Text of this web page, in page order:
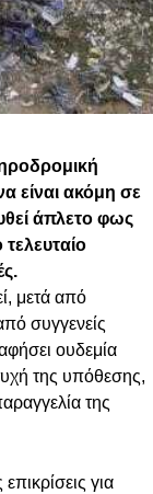
είναι ακόμη σε
άπλετο φως
μετά από
συγγενείς
ουδεμία
της υπόθεσης,
της
για